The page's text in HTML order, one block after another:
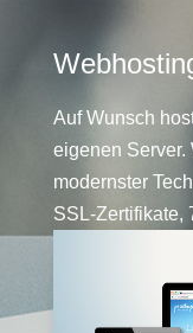
Auf Wunsch
eigenen Server.
modernster
SSL-Zertifikate,